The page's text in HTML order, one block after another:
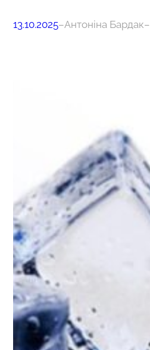
13.10.2025–Антоніна Бардак–